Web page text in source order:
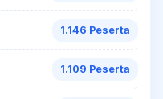
1.146 Peserta
1.109 Peserta